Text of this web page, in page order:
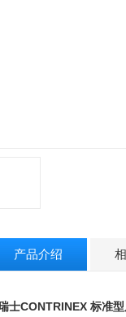
产品介绍
士CONTRINEX 标准